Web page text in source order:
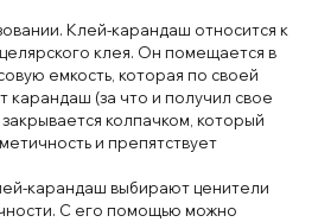
Клей-карандаш относится к
клея. Он помещается в
емкость, которая по своей
(за что и получил свое
закрывается колпачком, который
и препятствует
карандаш выбирают ценители
С его помощью можно